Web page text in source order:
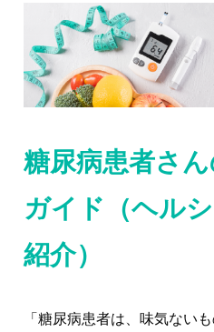
糖尿病患者さ
ガイド（ヘル
紹介）
「糖尿病患者は、味気ない